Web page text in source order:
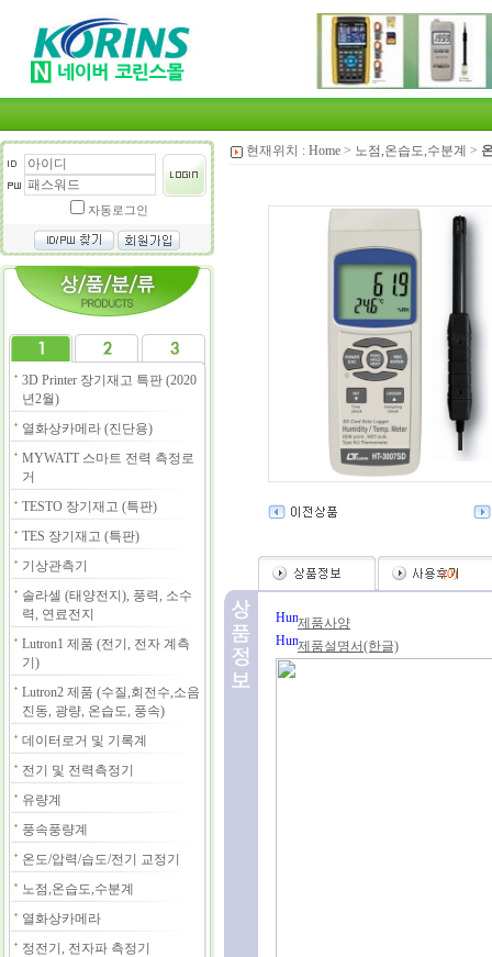
자동로그인
3D Printer 장기재고 특판 (2020
년2월)
열화상카메라 (진단용)
MYWATT 스마트 전력 측정로
거
TESTO 장기재고 (특판)
TES 장기재고 (특판)
기상관측기
솔라셀 (태양전지), 풍력, 소수
력, 연료전지
Lutron1 제품 (전기, 전자 계측
기)
Lutron2 제품 (수질,회전수,소음
진동, 광량, 온습도, 풍속)
데이터로거 및 기록계
전기 및 전력측정기
유량계
풍속풍량계
온도/압력/습도/전기 교정기
노점,온습도,수분계
열화상카메라
정전기, 전자파 측정기
현재위치 : Home > 노점,온습도,수분계 >
(0)
제품사양
제품설명서(한글)